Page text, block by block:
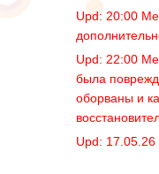
Upd: 20:00
Upd: 22:00
была
оборваны и
Upd: 17.05.26